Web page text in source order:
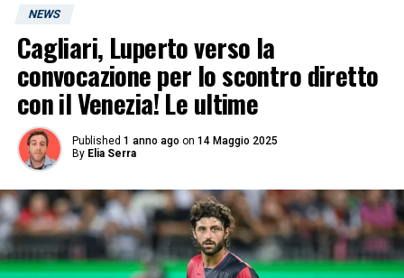
NEWS
Cagliari, Luperto verso la
convocazione per lo scontro diretto
con il Venezia! Le ultime
Published 1 anno ago on 14 Maggio 2025
By Elia Serra